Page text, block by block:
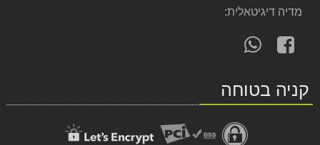
מדיה דיגיטאלית:
עקוב
אחרינו
facebook
WhatsAppקניה בטוחה